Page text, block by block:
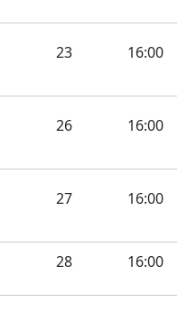
23 16:00
26 16:00
27 16:00
28 16:00